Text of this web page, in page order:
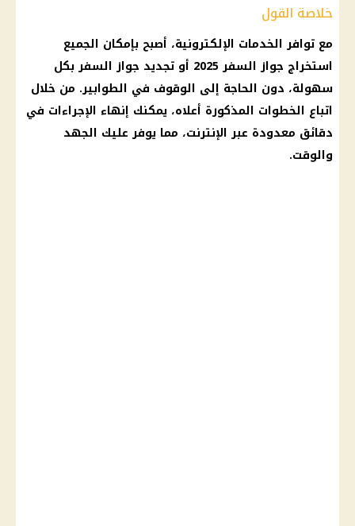
خلاصة القول
مع توافر الخدمات الإلكترونية، أصبح بإمكان الجميع
استخراج جواز السفر 2025 أو تجديد جواز السفر بكل
سهولة، دون الحاجة إلى الوقوف في الطوابير. من خلال
اتباع الخطوات المذكورة أعلاه، يمكنك إنهاء الإجراءات في
دقائق معدودة عبر الإنترنت، مما يوفر عليك الجهد
والوقت.